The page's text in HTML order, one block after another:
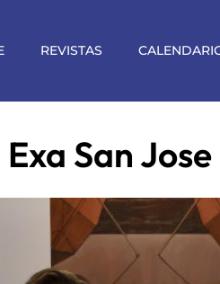
REVISTAS
San Jose